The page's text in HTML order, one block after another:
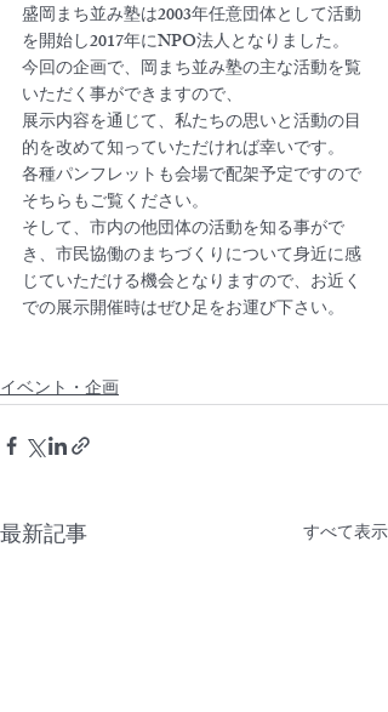
盛岡まち並み塾は2003年任意団体として活動
を開始し2017年にNPO法人となりました。
今回の企画で、岡まち並み塾の主な活動を覧
いただく事ができますので、
展示内容を通じて、私たちの思いと活動の目
的を改めて知っていただければ幸いです。
各種パンフレットも会場で配架予定ですので
そちらもご覧ください。
そして、市内の他団体の活動を知る事がで
き、市民協働のまちづくりについて身近に感
じていただける機会となりますので、お近く
での展示開催時はぜひ足をお運び下さい。
イベント・企画
最新記事 すべて表示